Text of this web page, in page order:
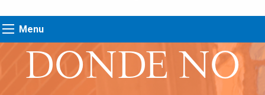
Menu
DONDE NO